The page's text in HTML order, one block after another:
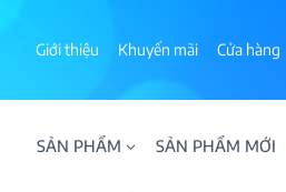
Giới thiệu Khuyến mãi Cửa hàng
SẢN PHẨM SẢN PHẨM MỚI